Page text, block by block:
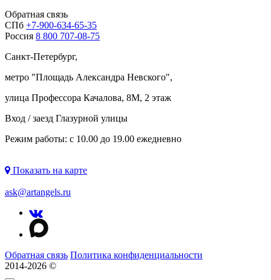
Обратная связь
СПб +7-900-634-65-35
Россия 8 800 707-08-75
Санкт-Петербург,
метро "Площадь Александра Невского",
улица Профессора Качалова, 8М, 2 этаж
Вход / заезд Глазурной улицы
Режим работы: с 10.00 до 19.00 ежедневно
Показать на карте
ask@artangels.ru
Обратная связь Политика конфиденциальности
2014-2026 ©